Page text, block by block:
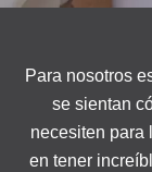
Para nosotros
se sientan
necesiten para
en tener